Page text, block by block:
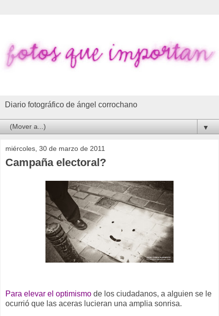
Diario fotográfico de ángel corrochano
▼
miércoles, 30 de marzo de 2011
Campaña electoral?
Para elevar el optimismo de los ciudadanos, a alguien se le
ocurrió que las aceras lucieran una amplia sonrisa.